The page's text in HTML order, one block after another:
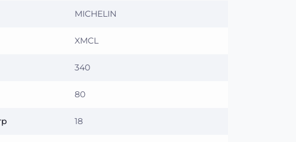
MICHELIN
XMCL
340
80
18